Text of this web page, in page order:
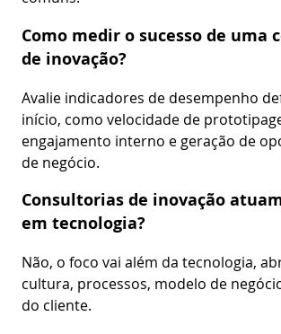
Como medir o sucesso de uma
de inovação?
Avalie indicadores de desempenho
início, como velocidade de
engajamento interno e geração de
de negócio.
Consultorias de inovação
em tecnologia?
Não, o foco vai além da tecnologia,
cultura, processos, modelo de
do cliente.